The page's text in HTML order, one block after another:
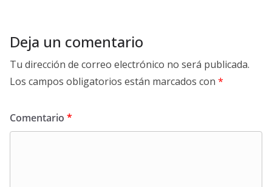
Deja un comentario
Tu dirección de correo electrónico no será publicada.
Los campos obligatorios están marcados con *
Comentario *